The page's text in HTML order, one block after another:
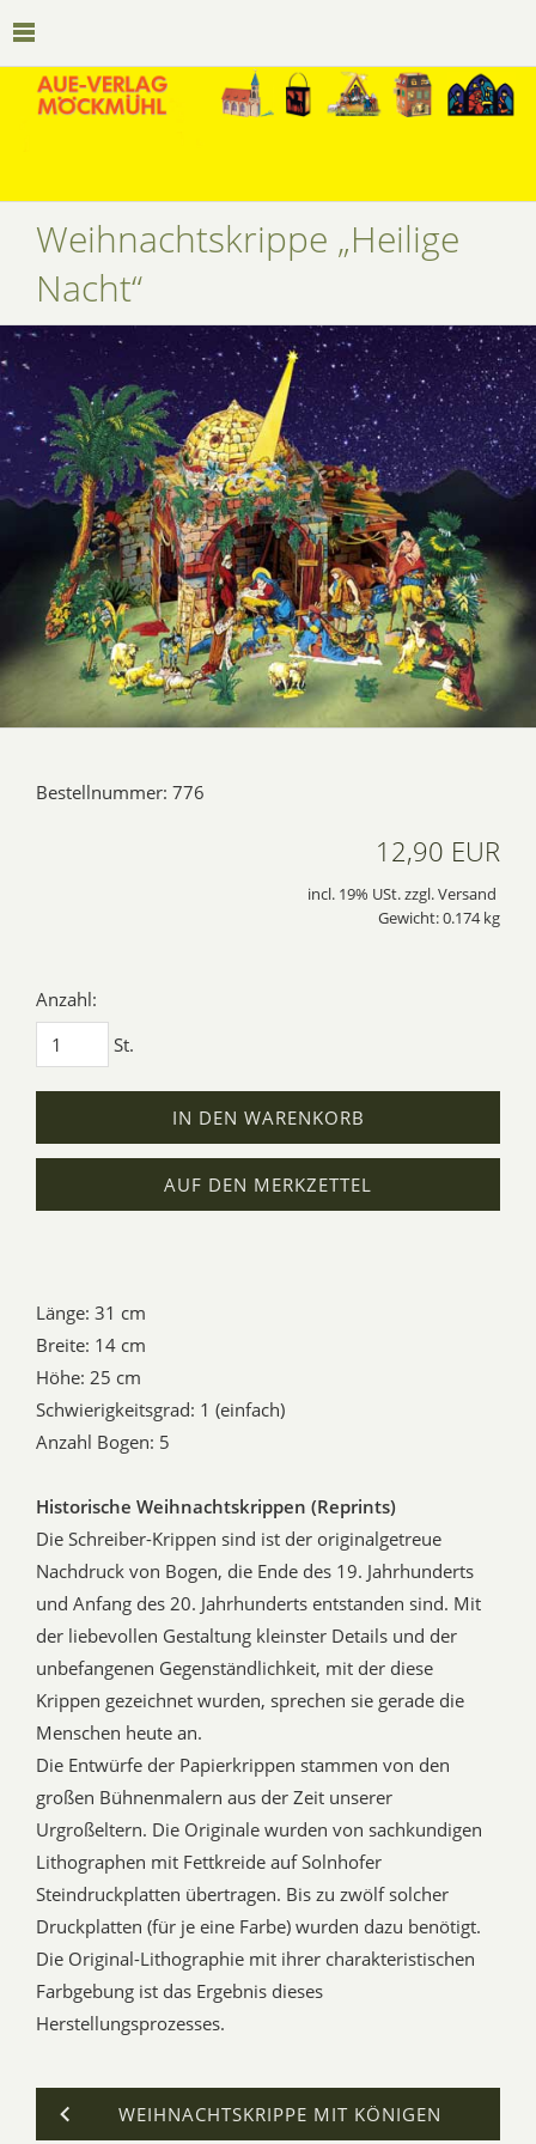
Weihnachtskrippe „Heilige
Nacht“
Bestellnummer: 776
12,90 EUR
incl. 19% USt. zzgl. Versand
Gewicht: 0.174 kg
Anzahl:
St.
IN DEN WARENKORB
AUF DEN MERKZETTEL
Länge: 31 cm
Breite: 14 cm
Höhe: 25 cm
Schwierigkeitsgrad: 1 (einfach)
Anzahl Bogen: 5
Historische Weihnachtskrippen (Reprints)
Die Schreiber-Krippen sind ist der originalgetreue
Nachdruck von Bogen, die Ende des 19. Jahrhunderts
und Anfang des 20. Jahrhunderts entstanden sind. Mit
der liebevollen Gestaltung kleinster Details und der
unbefangenen Gegenständlichkeit, mit der diese
Krippen gezeichnet wurden, sprechen sie gerade die
Menschen heute an.
Die Entwürfe der Papierkrippen stammen von den
großen Bühnenmalern aus der Zeit unserer
Urgroßeltern. Die Originale wurden von sachkundigen
Lithographen mit Fettkreide auf Solnhofer
Steindruckplatten übertragen. Bis zu zwölf solcher
Druckplatten (für je eine Farbe) wurden dazu benötigt.
Die Original-Lithographie mit ihrer charakteristischen
Farbgebung ist das Ergebnis dieses
Herstellungsprozesses.
WEIHNACHTSKRIPPE MIT KÖNIGEN